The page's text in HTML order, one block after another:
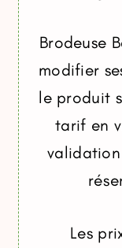
Brodeuse
modifier
le produit
tarif en
Les